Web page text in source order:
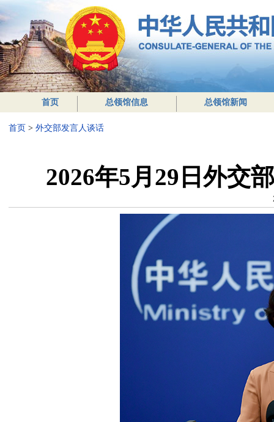
首页 总领馆信息 总领馆新闻
首页 > 外交部发言人谈话
2026年5月29日外交